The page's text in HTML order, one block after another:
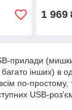
1 969
прилади
багато інших) в
по-простому,
USB-